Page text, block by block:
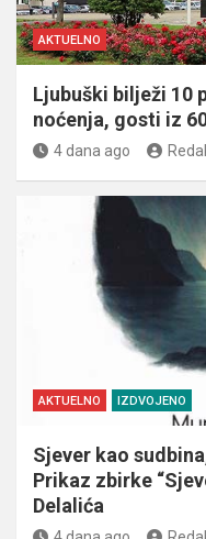
AKTUELNO
Ljubuški bilježi 10
noćenja, gosti iz
4 dana ago
AKTUELNO IZDVOJENO
Sjever kao
Prikaz zbirke
Delalića